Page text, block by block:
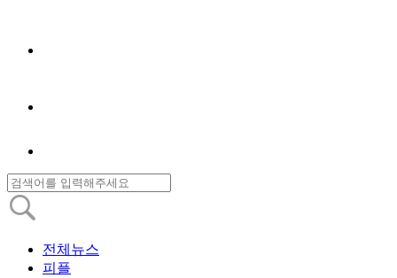
전체뉴스
피플